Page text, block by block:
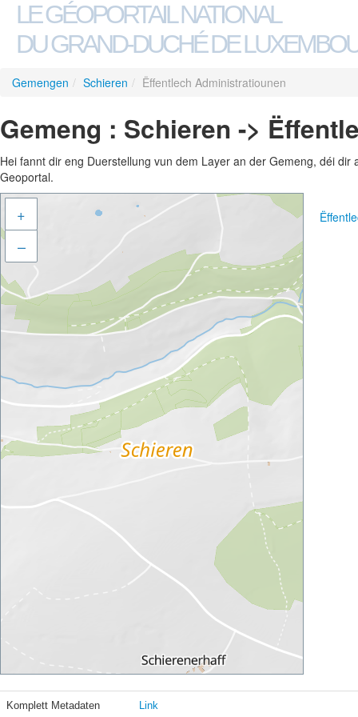
LE GÉOPORTAIL NATIONAL
DU GRAND-DUCHÉ DE
Gemengen / Schieren / Ëffentlech Administratiounen
Gemeng : Schieren ->
Hei fannt dir eng Duerstellung vun dem Layer an der Gemeng, déi
Geoportal.
+
–
Komplett Metadaten Link